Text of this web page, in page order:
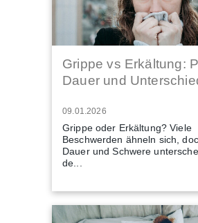
Grippe vs Erkältung:
Dauer und
09.01.2026
Grippe oder Erkältung? Viele
Beschwerden ähneln sich,
Dauer und Schwere
de...